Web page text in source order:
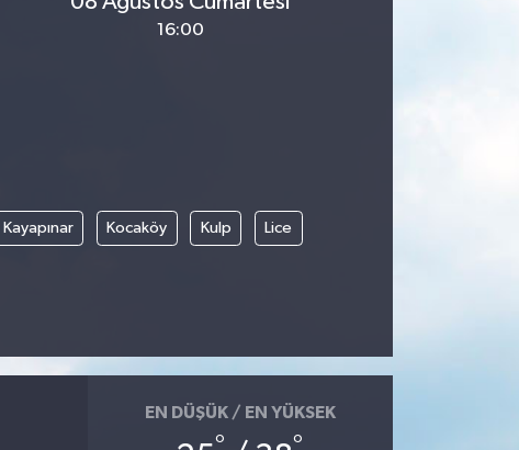
16:00
Kayapınar Kocaköy Kulp Lice
EN DÜŞÜK / EN YÜKSEK